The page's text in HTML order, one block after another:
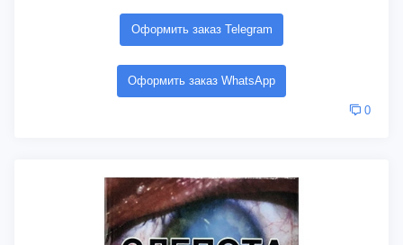
Оформить заказ Telegram
Оформить заказ WhatsApp
0